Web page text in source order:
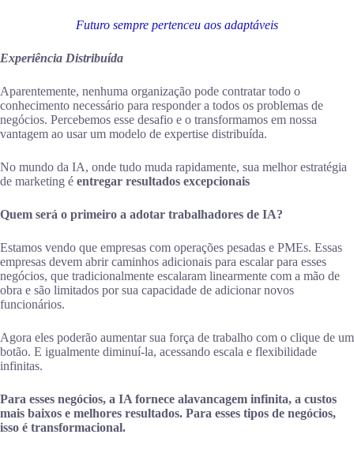
Futuro sempre pertenceu aos adaptáveis
Experiência Distribuída
Aparentemente, nenhuma organização pode contratar todo o
conhecimento necessário para responder a todos os problemas de
negócios. Percebemos esse desafio e o transformamos em nossa
vantagem ao usar um modelo de expertise distribuída.
No mundo da IA, onde tudo muda rapidamente, sua melhor estratégia
de marketing é entregar resultados excepcionais
Quem será o primeiro a adotar trabalhadores de IA?
Estamos vendo que empresas com operações pesadas e PMEs. Essas
empresas devem abrir caminhos adicionais para escalar para esses
negócios, que tradicionalmente escalaram linearmente com a mão de
obra e são limitados por sua capacidade de adicionar novos
funcionários.
Agora eles poderão aumentar sua força de trabalho com o clique de um
botão. E igualmente diminuí-la, acessando escala e flexibilidade
infinitas.
Para esses negócios, a IA fornece alavancagem infinita, a custos
mais baixos e melhores resultados. Para esses tipos de negócios,
isso é transformacional.